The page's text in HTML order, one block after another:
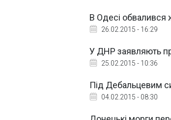
В Одесі обвалився
26.02.2015 - 16:29
У ДНР заявляють
25.02.2015 - 10:36
Під Дебальцевим
04.02.2015 - 08:30